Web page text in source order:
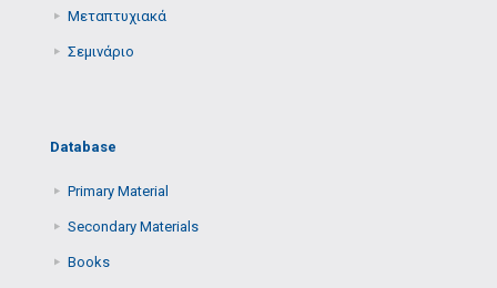
Μεταπτυχιακά
Σεμινάριο
Database
Primary Μaterial
Secondary Μaterials
Books